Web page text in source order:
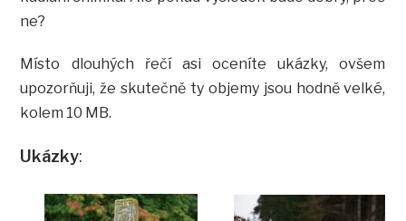
ne?
Místo dlouhých řečí asi oceníte ukázky, ovšem
upozorňuji, že skutečně ty objemy jsou hodně velké,
kolem 10 MB.
Ukázky: